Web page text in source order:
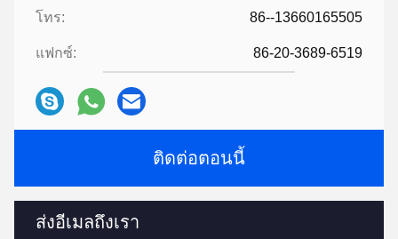
โทร: 86--13660165505
แฟกซ์: 86-20-3689-6519
ติดต่อตอนนี้
ส่งอีเมลถึงเรา